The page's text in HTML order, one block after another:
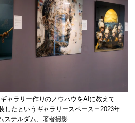
ャラリー作りのノウハウをAIに教えて
したというギャラリースペース＝2023年
ステルダム、著者撮影